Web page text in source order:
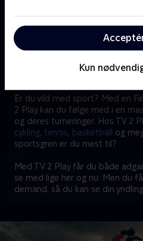
Kun
livekanaler på TV 2. Derudover
spændende indhold.
Så hvad venter du på? Gør dig
Er du vild med sport? Med en
2 Play kan du følge med i en
og deres turneringer. Hos TV 2
cykling, tennis, basketball og
sportsgren er du mest til?
Med TV 2 Play får du både
se med lige her og nu. Men du
demand, så du kan se din